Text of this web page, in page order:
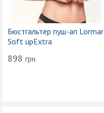
Бюстгальтер пуш-ап Lormar
Soft upExtra
898 грн.